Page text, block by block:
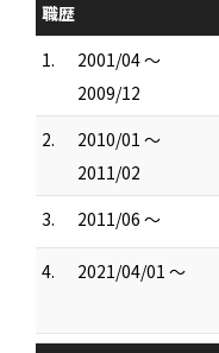
職歴
1.
2001/04 ～
2009/12
2.
2010/01 ～
2011/02
3. 2011/06 ～
4. 2021/04/01 ～